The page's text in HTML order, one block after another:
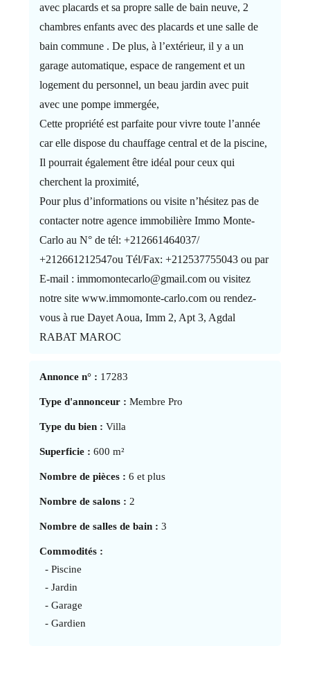
avec placards et sa propre salle de bain neuve, 2
chambres enfants avec des placards et une salle de
bain commune . De plus, à l’extérieur, il y a un
garage automatique, espace de rangement et un
logement du personnel, un beau jardin avec puit
avec une pompe immergée,
Cette propriété est parfaite pour vivre toute l’année
car elle dispose du chauffage central et de la piscine,
Il pourrait également être idéal pour ceux qui
cherchent la proximité,
Pour plus d’informations ou visite n’hésitez pas de
contacter notre agence immobilière Immo Monte-
Carlo au N° de tél: +212661464037/
+212661212547ou Tél/Fax: +212537755043 ou par
E-mail : immomontecarlo@gmail.com ou visitez
notre site www.immomonte-carlo.com ou rendez-
vous à rue Dayet Aoua, Imm 2, Apt 3, Agdal
RABAT MAROC
Annonce n° : 17283
Type d'annonceur : Membre Pro
Type du bien : Villa
Superficie : 600 m²
Nombre de pièces : 6 et plus
Nombre de salons : 2
Nombre de salles de bain : 3
Commodités :
- Piscine
- Jardin
- Garage
- Gardien